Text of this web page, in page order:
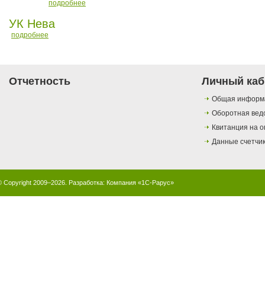
подробнее
УК Нева
подробнее
Отчетность Личный
Общая
Оборотная
Квитанция на
Данные
Copyright 2009–2026. Разработка: Компания «1С-Рарус»